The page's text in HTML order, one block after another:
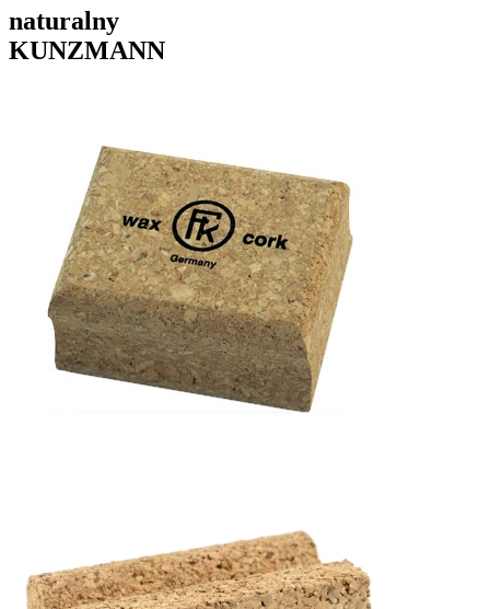
naturalny
KUNZMANN